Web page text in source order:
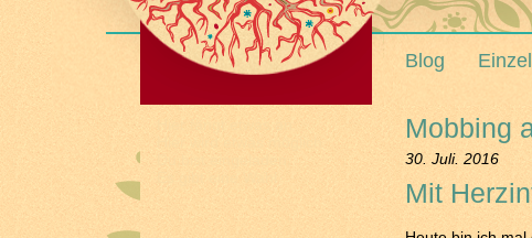
Blog
Hier wird etwas möglich
Du bist eingeladen
Mobbing
30. Juli. 2016
Mit